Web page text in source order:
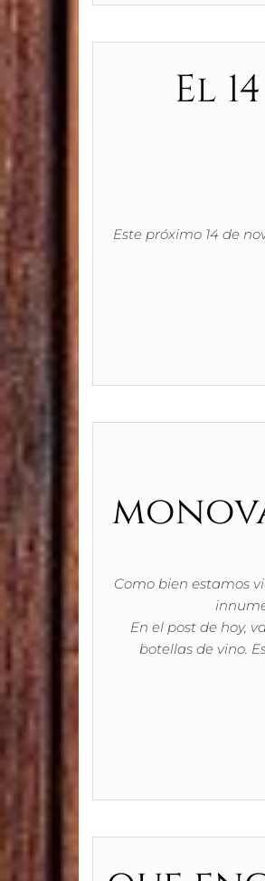
El
Este próximo 14 de
Como bien estamos
En el post de hoy,
botellas de vino.